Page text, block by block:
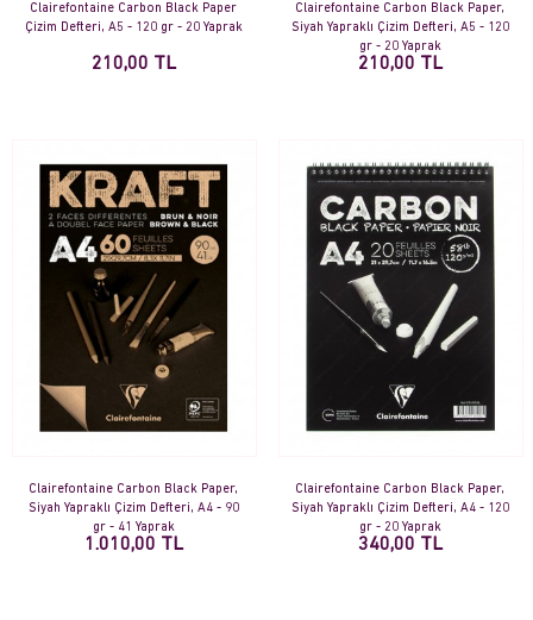
Clairefontaine Carbon Black Paper
Çizim Defteri, A5 - 120 gr - 20 Yaprak
210,00 TL
Clairefontaine Carbon Black Paper,
Siyah Yapraklı Çizim Defteri, A5 - 120
gr - 20 Yaprak
210,00 TL
Clairefontaine Carbon Black Paper,
Siyah Yapraklı Çizim Defteri, A4 - 90
gr - 41 Yaprak
1.010,00 TL
Clairefontaine Carbon Black Paper,
Siyah Yapraklı Çizim Defteri, A4 - 120
gr - 20 Yaprak
340,00 TL